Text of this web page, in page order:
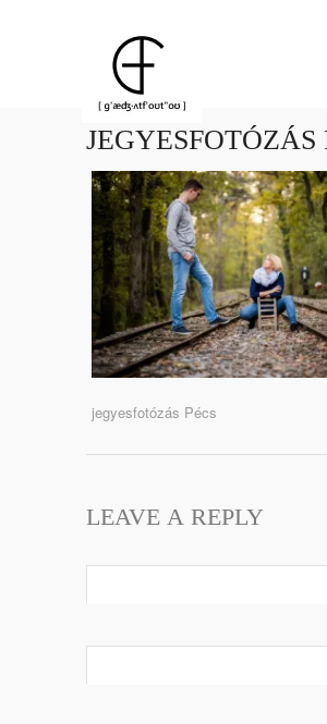
JEGYESFOTÓZÁS
jegyesfotózás Pécs
LEAVE A REPLY